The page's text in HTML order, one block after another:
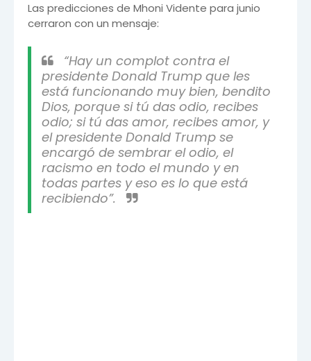
Las predicciones de Mhoni Vidente para junio
cerraron con un mensaje:
“Hay un complot contra el
presidente Donald Trump que les
está funcionando muy bien, bendito
Dios, porque si tú das odio, recibes
odio; si tú das amor, recibes amor, y
el presidente Donald Trump se
encargó de sembrar el odio, el
racismo en todo el mundo y en
todas partes y eso es lo que está
recibiendo”.